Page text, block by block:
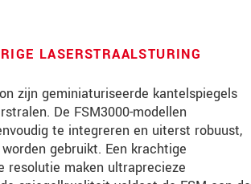
LASERSTRAALSTURING
zijn geminiaturiseerde kantelspiegels
De FSM3000-modellen
te integreren en uiterst robuust,
gebruikt. Een krachtige
resolutie maken ultraprecieze